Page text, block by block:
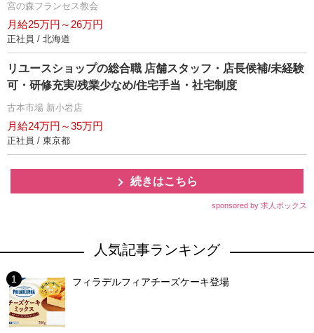
宮の森フランセス教会
月給25万円～26万円
正社員 / 北海道
リユースショップの総合職 店舗スタッフ・店長候補/未経験
可・研修充実/残業少なめ/住宅手当・社宅制度
古本市場 新小岩店
月給24万円～35万円
正社員 / 東京都
続きはこちら
sponsored by 求人ボックス
人気記事ランキング
フィラデルフィアチーズケーキ登場